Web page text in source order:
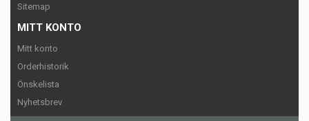
Sitemap
MITT KONTO
Mitt konto
Orderhistorik
Önskelista
Nyhetsbrev